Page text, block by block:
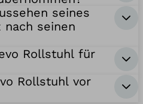
seines
nach seinen
Rollstuhl für
Rollstuhl vor